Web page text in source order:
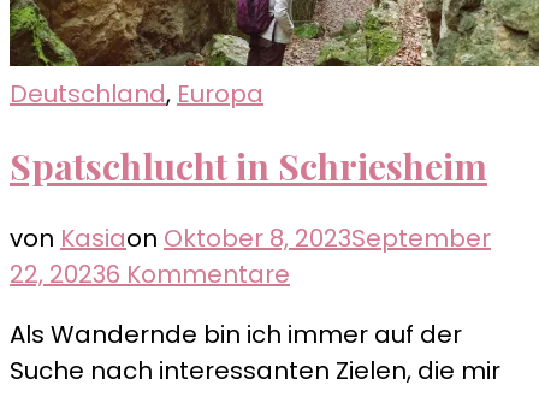
Deutschland, Europa
Spatschlucht in Schriesheim
von Kasiaon Oktober 8, 2023September
22, 20236 Kommentare
in
Schriesheim
Als Wandernde bin ich immer auf der
Suche nach interessanten Zielen, die mir